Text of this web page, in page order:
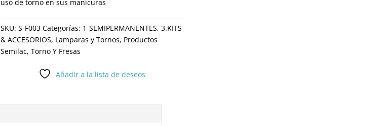
uso de torno en sus manicuras
SKU: S-F003 Categorías: 1-SEMIPERMANENTES, 3.KITS
& ACCESORIOS, Lamparas y Tornos, Productos
Semilac, Torno Y Fresas
Añadir a la lista de deseos